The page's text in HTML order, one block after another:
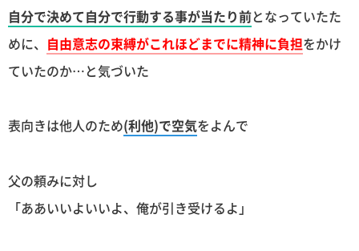
自分で決めて自分で行動する事が当たり前となっていたた
めに、 自由意志の束縛がこれほどまでに精神に負担をかけ
ていたのか…と気づいた
表向きは他人のため(利他)で空気をよんで
父の頼みに対し
「ああいいよいいよ、俺が引き受けるよ」